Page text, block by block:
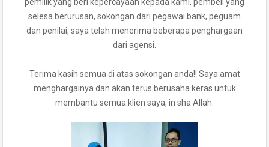
selesa berurusan, sokongan dari pegawai bank, peguam
dan penilai, saya telah menerima beberapa penghargaan
dari agensi.
Terima kasih semua di atas sokongan anda!! Saya amat
menghargainya dan akan terus berusaha keras untuk
membantu semua klien saya, in sha Allah.